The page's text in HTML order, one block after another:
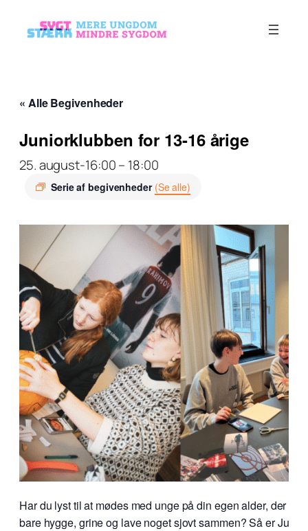
« Alle Begivenheder
Juniorklubben for 13-16 årige
25. august-16:00– 18:00
Serie af begivenheder (Se alle)
Har du lyst til at mødes med unge på din egen alder, der
bare hygge, grine og lave noget sjovt sammen? Så er